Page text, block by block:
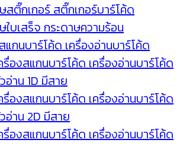
สติ๊กเกอร์ สติ๊กเกอร์บาร์โค้ด
ใบเสร็จ กระดาษความร้อน
แกนบาร์โค้ด เครื่องอ่านบาร์โค้ด
รื่องสแกนบาร์โค้ด เครื่องอ่านบาร์โค้ด
อ่าน 1D มีสาย
รื่องสแกนบาร์โค้ด เครื่องอ่านบาร์โค้ด
อ่าน 2D มีสาย
รื่องสแกนบาร์โค้ด เครื่องอ่านบาร์โค้ด